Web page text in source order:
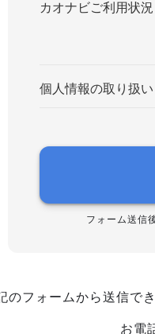
カオナビご利用状況
個人情報の取り扱い
フォーム送信
のフォームから送信で
お電